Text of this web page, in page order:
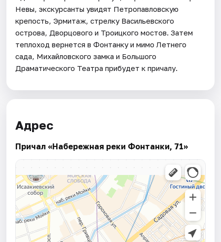
Невы, экскурсанты увидят Петропавловскую
крепость, Эрмитаж, стрелку Васильевского
острова, Дворцового и Троицкого мостов. Затем
теплоход вернется в Фонтанку и мимо Летнего
сада, Михайловского замка и Большого
Драматического Театра прибудет к причалу.
Адрес
Причал «Набережная реки Фонтанки, 71»